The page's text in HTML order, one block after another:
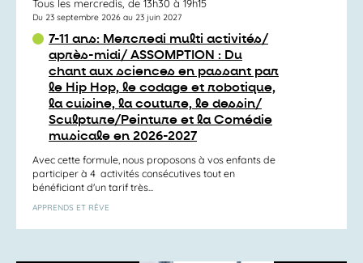
Tous les mercredis, de 13h30 à 19h15
Du 23 septembre 2026 au 23 juin 2027
7-11 ans: Mercredi multi activités/
après-midi/ ASSOMPTION : Du
chant aux sciences en passant par
le Hip Hop, le codage et robotique,
la cuisine, la couture, le dessin/
Sculpture/Peinture et la Comédie
musicale en 2026-2027
Avec cette formule, nous proposons à vos enfants de
participer à 4 activités consécutives tout en
bénéficiant d'un tarif très...
APPRENDS ET RÊVE